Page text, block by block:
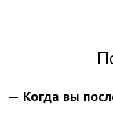
— Когда вы